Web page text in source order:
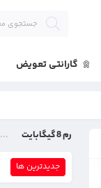
گارانتی تعویض
رم 8 گیگابایت
جدیدترین ها